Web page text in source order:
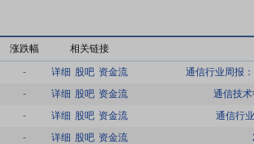
涨跌幅 相关链接
- 详细 股吧 资金流
通信行业周报
- 详细 股吧 资金流
通信技
- 详细 股吧 资金流
通信行
- 详细 股吧 资金流